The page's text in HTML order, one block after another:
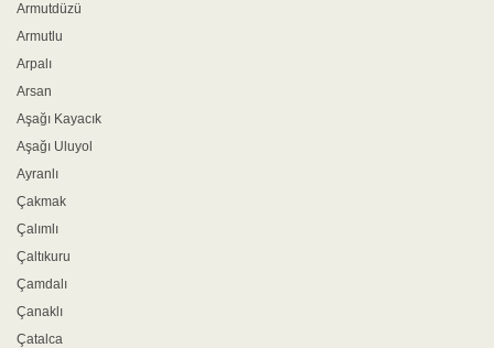
Armutdüzü
Armutlu
Arpalı
Arsan
Aşağı Kayacık
Aşağı Uluyol
Ayranlı
Çakmak
Çalımlı
Çaltıkuru
Çamdalı
Çanaklı
Çatalca